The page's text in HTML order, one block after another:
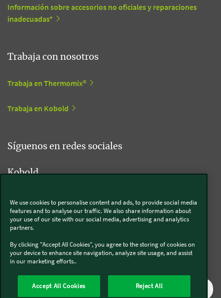
Información sobre accesorios no oficiales y reparaciones
inadecuadas*
Trabaja con nosotros
Trabaja en Thermomix®
Trabaja en Kobold
Síguenos en redes sociales
Kobold
Thermomix®
Condiciones generales
We use cookies to personalise content and ads, to provide social media
features and to analyse our traffic. We also share information about
your use of our site with our social media, advertising and analytics
partners.
By clicking "Accept All Cookies", you agree to the storing of cookies on
your device to enhance site navigation, analyze site usage, and assist
in our marketing efforts..
Accept All Cookies Reject All